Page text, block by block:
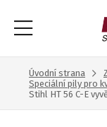
Úvodní strana
Speciální pily pro
Stihl HT 56 C-E